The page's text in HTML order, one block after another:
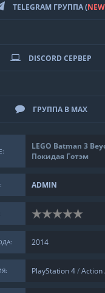
TELEGRAM ГРУППА (NEW
DISCORD СЕРВЕР
ГРУППА В MAX
LEGO Batman 3
Покидая Готэм
ADMIN
2014
PlayStation 4/Action